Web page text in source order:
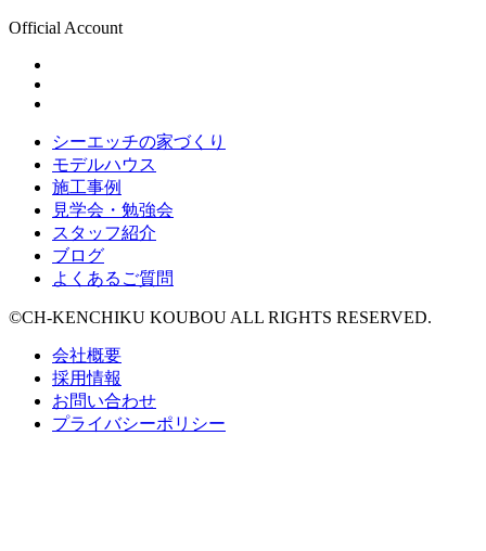
Official Account
シーエッチの家づくり
モデルハウス
施工事例
見学会・勉強会
スタッフ紹介
ブログ
よくあるご質問
©CH-KENCHIKU KOUBOU ALL RIGHTS RESERVED.
会社概要
採用情報
お問い合わせ
プライバシーポリシー